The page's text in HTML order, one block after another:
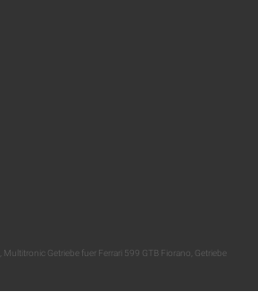
Multitronic Getriebe fuer Ferrari 599 GTB Fiorano Getriebe